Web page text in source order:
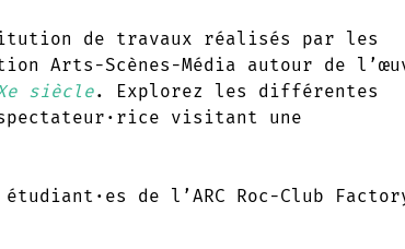
de travaux réalisés par les
Arts-Scènes-Média autour de
siècle. Explorez les différentes
visitant une
de l’ARC Roc-Club